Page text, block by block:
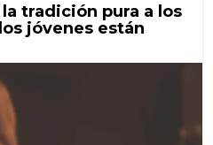
tradición pura a los
jóvenes están